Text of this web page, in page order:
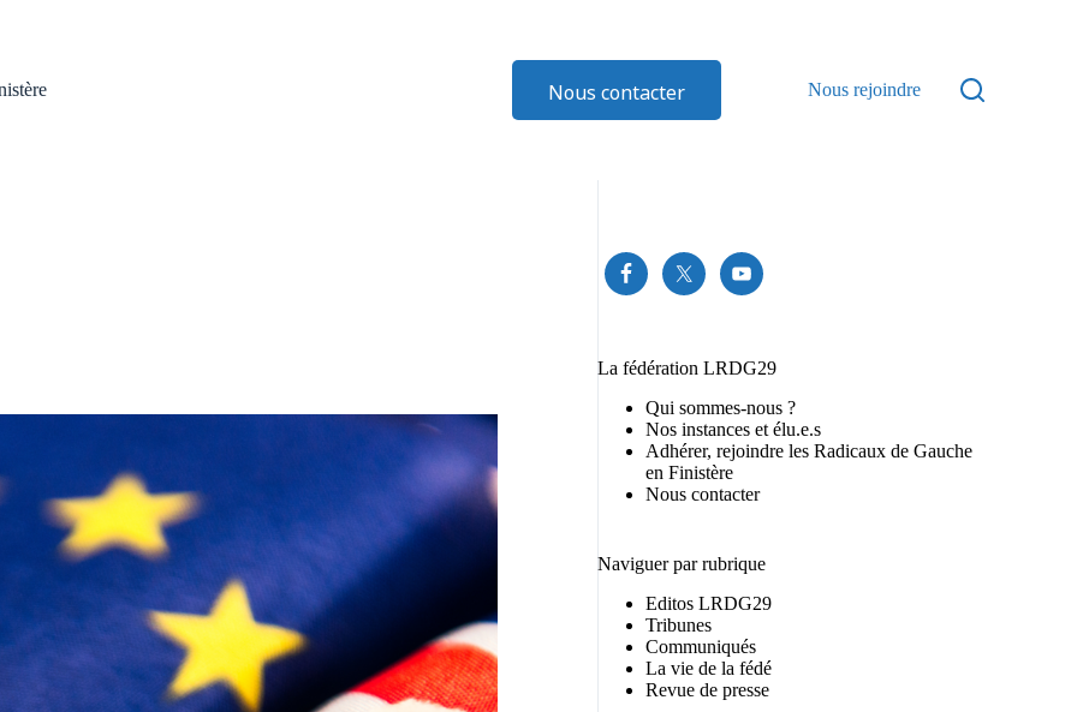
Nous contacter Nous rejoindre
La fédération LRDG29
Qui sommes-nous ?
Nos instances et élu.e.s
Adhérer, rejoindre les Radicaux de Gauche
en Finistère
Nous contacter
Naviguer par rubrique
Editos LRDG29
Tribunes
Communiqués
La vie de la fédé
Revue de presse